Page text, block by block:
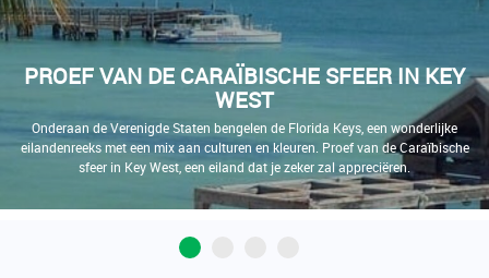
PROEF VAN DE CARAÏBISCHE SFEER IN KEY
WEST
Onderaan de Verenigde Staten bengelen de Florida Keys, een wonderlijke
eilandenreeks met een mix aan culturen en kleuren. Proef van de Caraïbische
sfeer in Key West, een eiland dat je zeker zal appreciëren.